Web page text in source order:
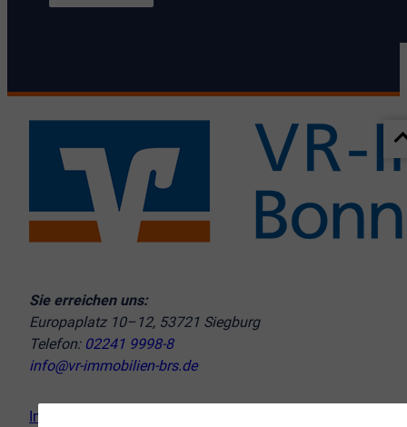
Sie erreichen uns:
Europaplatz 10–12, 53721 Siegburg
Telefon: 02241 9998-8
info@vr-immobilien-brs.de
Immobilie verkaufen